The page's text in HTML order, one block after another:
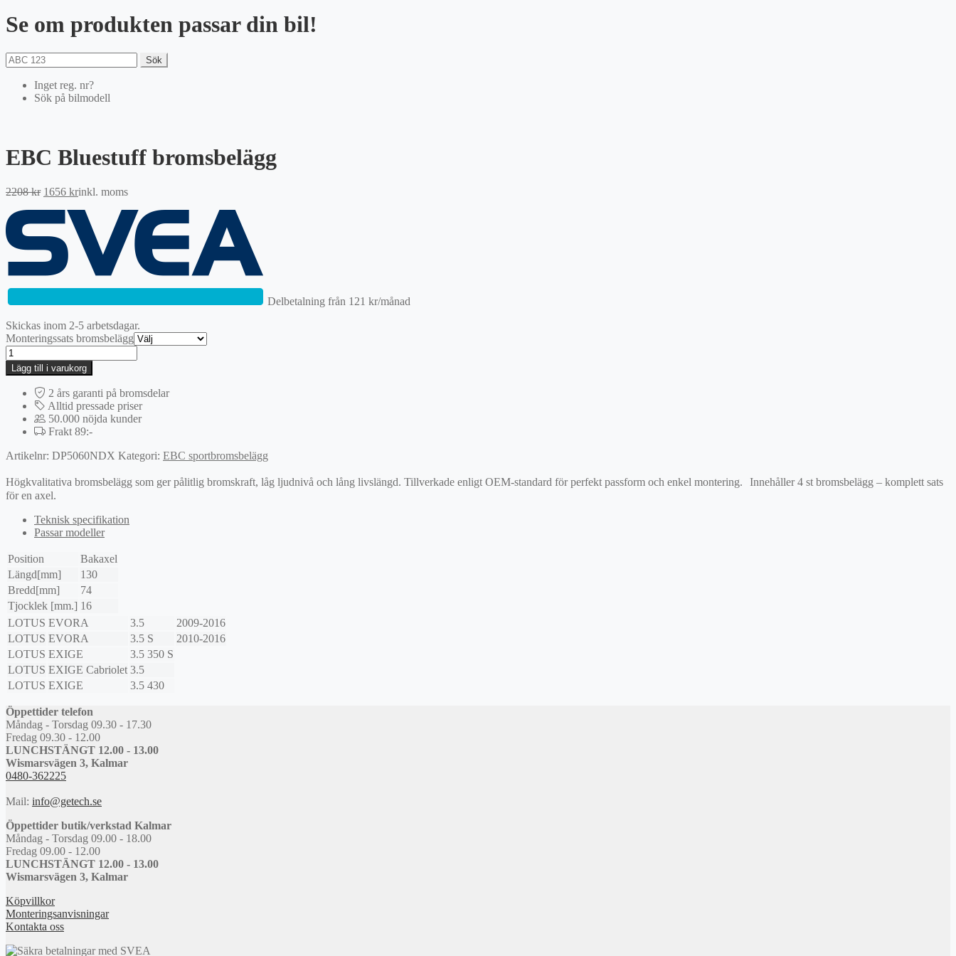
Se om produkten passar din bil!
Sök
Inget reg. nr?
Sök på bilmodell
EBC Bluestuff bromsbelägg
2208kr Det
2208 kr.
1656 krDet
priset
1656 kr.
inkl. moms
Delbetalning från 121 kr/månad
Skickas inom 2-5 arbetsdagar.
Monteringssats bromsbelägg
EBC
Bluestuff
bromsbelägg
mängd
Lägg till i varukorg
2 års garanti på bromsdelar
Alltid pressade priser
50.000 nöjda kunder
Frakt 89:-
Artikelnr: DP5060NDX Kategori: EBC sportbromsbelägg
Högkvalitativa bromsbelägg som ger pålitlig bromskraft, låg ljudnivå och lång livslängd. Tillverkade enligt OEM-standard för perfekt passform och enkel montering. Innehåller 4 st bromsbelägg – komplett sats
för en axel.
Teknisk specifikation
Passar modeller
Position
Bakaxel
Längd[mm]
130
Bredd[mm]
74
Tjocklek [mm.] 16
LOTUS EVORA 3.5
2009-2016
LOTUS EVORA 3.5 S
2010-2016
LOTUS EXIGE
3.5 350 S
LOTUS EXIGE Cabriolet 3.5
LOTUS EXIGE 3.5 430
Öppettider telefon
Måndag - Torsdag 09.30 - 17.30
Fredag 09.30 - 12.00
LUNCHSTÄNGT 12.00 - 13.00
Wismarsvägen 3, Kalmar
0480-362225
Mail: info@getech.se
Öppettider butik/verkstad Kalmar
Måndag - Torsdag 09.00 - 18.00
Fredag 09.00 - 12.00
LUNCHSTÄNGT 12.00 - 13.00
Wismarsvägen 3, Kalmar
Köpvillkor
Monteringsanvisningar
Kontakta oss